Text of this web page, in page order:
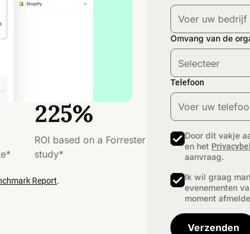
225%
ROI based on a Forrester
study*
Report.
Omvang van de
Telefoon
Door dit vakje
en het
aanvraag.
Ik wil graag
evenementen
moment
Verzenden